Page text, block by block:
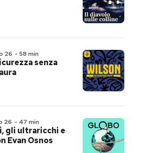
26 - 58 min
senza
26 - 47 min
gli ultraricchi e
Evan Osnos